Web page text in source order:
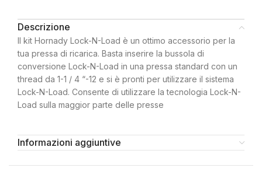
Descrizione
Il kit Hornady Lock-N-Load è un ottimo accessorio per la
tua pressa di ricarica. Basta inserire la bussola di
conversione Lock-N-Load in una pressa standard con un
thread da 1-1 / 4 “-12 e si è pronti per utilizzare il sistema
Lock-N-Load. Consente di utilizzare la tecnologia Lock-N-
Load sulla maggior parte delle presse
Informazioni aggiuntive